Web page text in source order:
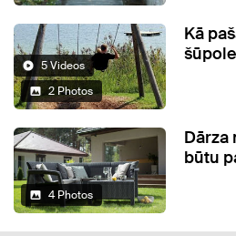
5 Videos
2 Photos
Kā
4 Photos
Dārza
būtu